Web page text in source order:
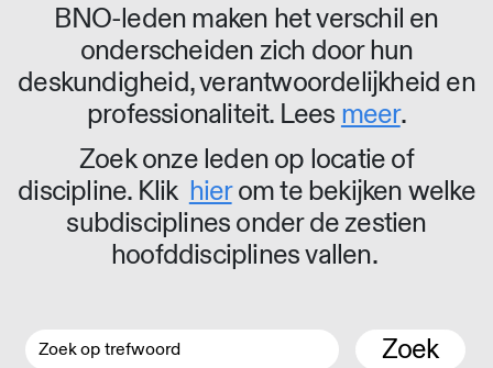
BNO-leden maken het verschil en
onderscheiden zich door hun
deskundigheid, verantwoordelijkheid en
professionaliteit. Lees meer.
Zoek onze leden op locatie of
discipline. Klik hierom te bekijken welke
subdisciplines onder de zestien
hoofddisciplines vallen.
Zoek